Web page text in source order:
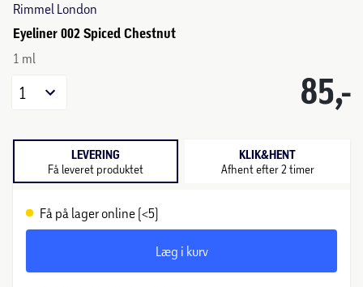
Rimmel London
Eyeliner 002 Spiced Chestnut
1 ml
85,-
1
LEVERING
Få leveret produktet
KLIK&HENT
Afhent efter 2 timer
Få på lager online (<5)
Læg i kurv